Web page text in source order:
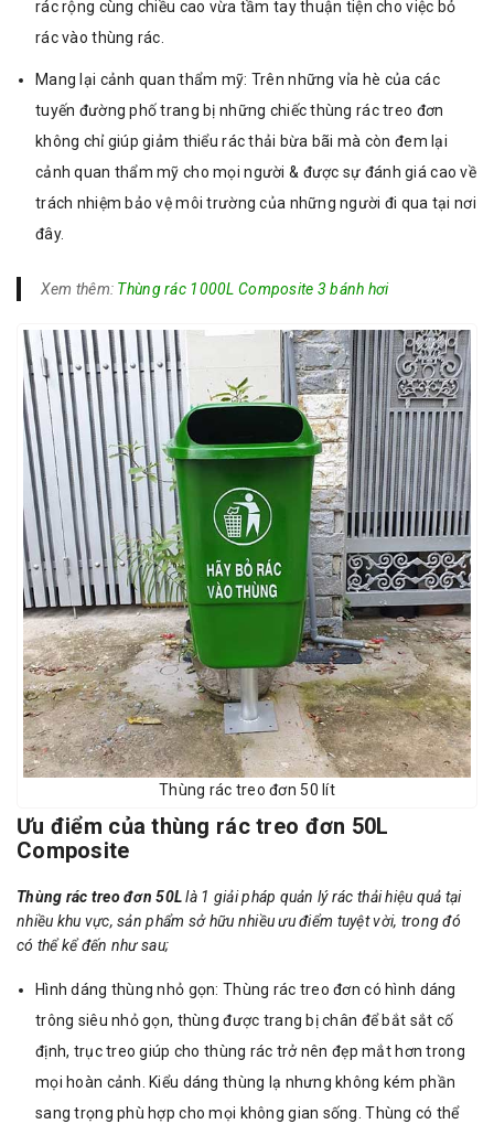
rác rộng cùng chiều cao vừa tầm tay thuận tiện cho việc bỏ
rác vào thùng rác.
Mang lại cảnh quan thẩm mỹ: Trên những vỉa hè của các
tuyến đường phố trang bị những chiếc thùng rác treo đơn
không chỉ giúp giảm thiểu rác thải bừa bãi mà còn đem lại
cảnh quan thẩm mỹ cho mọi người & được sự đánh giá cao về
trách nhiệm bảo vệ môi trường của những người đi qua tại nơi
đây.
Xem thêm: Thùng rác 1000L Composite 3 bánh hơi
Thùng rác treo đơn 50 lít
Ưu điểm của thùng rác treo đơn 50L
Composite
Thùng rác treo đơn 50Llà 1 giải pháp quản lý rác thải hiệu quả tại
nhiều khu vực, sản phẩm sở hữu nhiều ưu điểm tuyệt vời, trong đó
có thể kể đến như sau;
Hình dáng thùng nhỏ gọn: Thùng rác treo đơn có hình dáng
trông siêu nhỏ gọn, thùng được trang bị chân để bắt sắt cố
định, trục treo giúp cho thùng rác trở nên đẹp mắt hơn trong
mọi hoàn cảnh. Kiểu dáng thùng lạ nhưng không kém phần
sang trọng phù hợp cho mọi không gian sống. Thùng có thể